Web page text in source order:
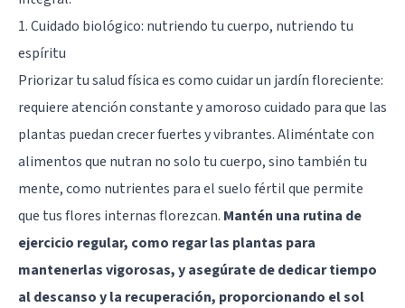
1. Cuidado biológico: nutriendo tu cuerpo, nutriendo tu
espíritu
Priorizar tu salud física es como cuidar un jardín floreciente:
requiere atención constante y amoroso cuidado para que las
plantas puedan crecer fuertes y vibrantes. Aliméntate con
alimentos que nutran no solo tu cuerpo, sino también tu
mente, como nutrientes para el suelo fértil que permite
que tus flores internas florezcan. Mantén una rutina de
ejercicio regular, como regar las plantas para
mantenerlas vigorosas, y asegúrate de dedicar tiempo
al descanso y la recuperación, proporcionando el sol